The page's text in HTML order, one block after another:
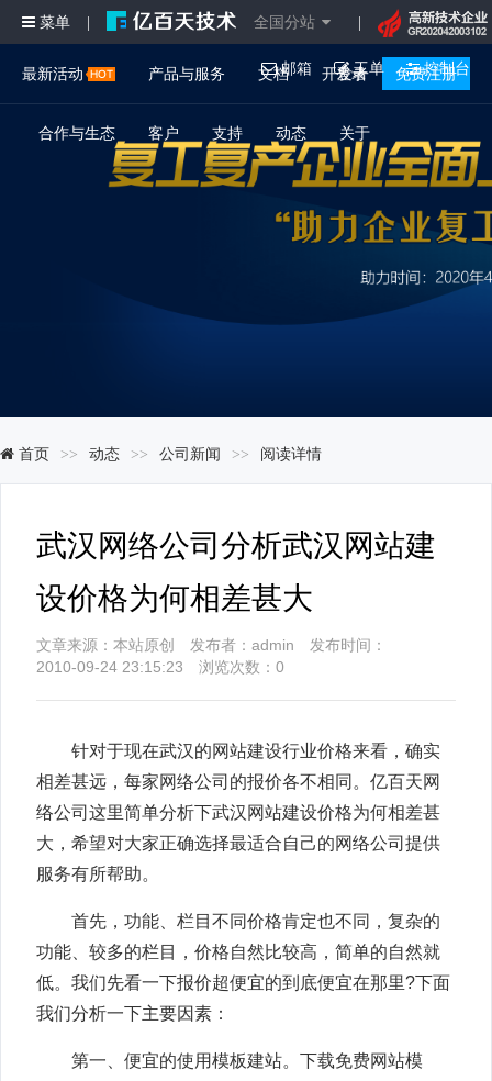
最新活动 产品与服务 文档 开发者
合作与生态 客户 支持 动态 关于
登录 免费注册
菜单 全国分站
邮箱 工单 控制台
首页 动态 公司新闻 阅读详情
武汉网络公司分析武汉网站建
设价格为何相差甚大
文章来源：本站原创 发布者：admin 发布时间：
2010-09-24 23:15:23 浏览次数： 0
针对于现在武汉的网站建设行业价格来看，确实
相差甚远，每家网络公司的报价各不相同。亿百天网
络公司这里简单分析下武汉网站建设价格为何相差甚
大，希望对大家正确选择最适合自己的网络公司提供
服务有所帮助。
首先，功能、栏目不同价格肯定也不同，复杂的
功能、较多的栏目，价格自然比较高，简单的自然就
低。我们先看一下报价超便宜的到底便宜在那里?下面
我们分析一下主要因素：
第一、便宜的使用模板建站。下载免费网站模